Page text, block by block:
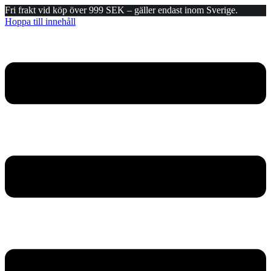
Fri frakt vid köp över 999 SEK – gäller endast inom Sverige.
Hoppa till innehåll